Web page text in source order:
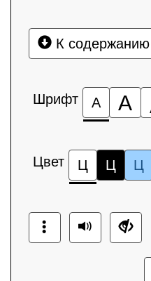
К содержанию
Шрифт А А
Цвет Ц Ц Ц